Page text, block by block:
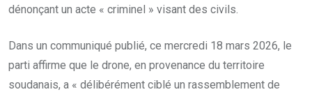
dénonçant un acte « criminel » visant des civils.
Dans un communiqué publié, ce mercredi 18 mars 2026, le
parti affirme que le drone, en provenance du territoire
soudanais, a « délibérément ciblé un rassemblement de